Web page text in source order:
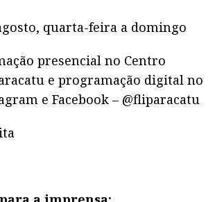
quarta-feira a domingo
presencial no Centro
e programação digital no
e Facebook – @‌fliparacatu